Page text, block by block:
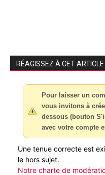
RÉAGISSEZ À CET ARTICLE
Pour laisser un
vous invitons à
dessous (bouton
avec votre compte
Une tenue correcte est
le hors sujet.
Notre charte de